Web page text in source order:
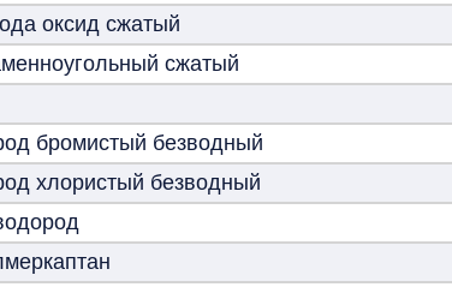
оксид сжатый
сжатый
бромистый безводный
хлористый безводный